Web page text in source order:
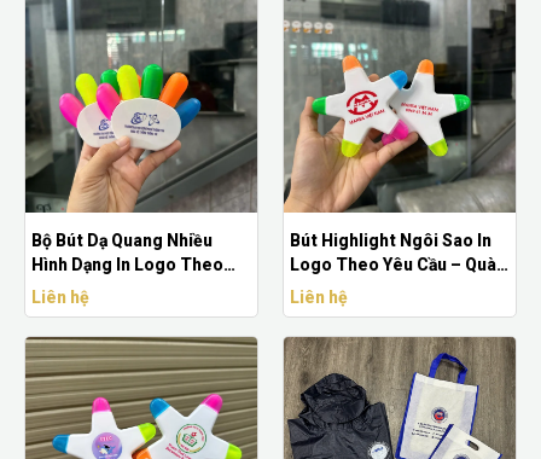
Bộ Bút Dạ Quang Nhiều
Hình Dạng In Logo Theo
Yêu Cầu
Liên hệ
Bút Highlight Ngôi Sao In
Logo Theo Yêu Cầu – Quà
Tặng Văn Phòng Sáng Tạo
Liên hệ